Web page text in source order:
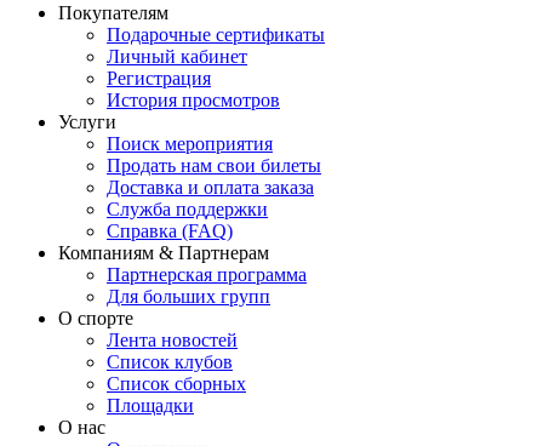
Покупателям
Подарочные сертификаты
Личный кабинет
Регистрация
История просмотров
Услуги
Поиск мероприятия
Продать нам свои билеты
Доставка и оплата заказа
Служба поддержки
Справка (FAQ)
Компаниям & Партнерам
Партнерская программа
Для больших групп
О спорте
Лента новостей
Список клубов
Список сборных
Площадки
О нас